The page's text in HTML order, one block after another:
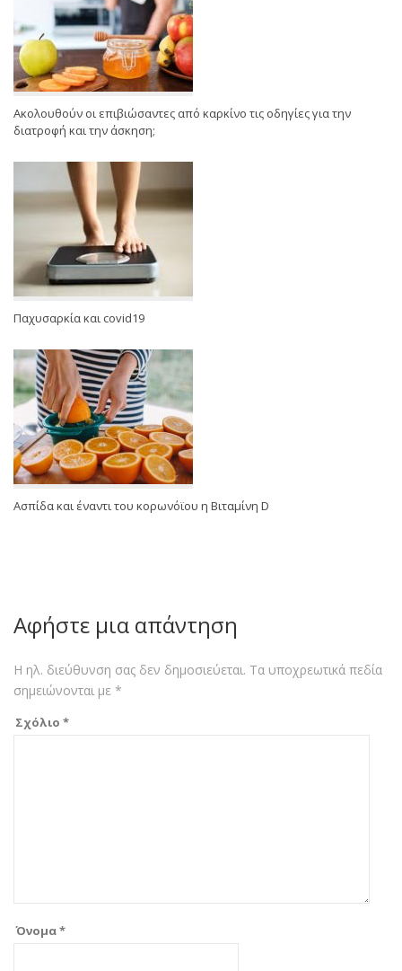
Ακολουθούν οι επιβιώσαντες από καρκίνο τις οδηγίες για την
διατροφή και την άσκηση;
Παχυσαρκία και covid19
Ασπίδα και έναντι του κορωνόϊου η Βιταμίνη D
Αφήστε μια απάντηση
Η ηλ. διεύθυνση σας δεν δημοσιεύεται. Τα υποχρεωτικά πεδία
σημειώνονται με *
Σχόλιο *
Όνομα*